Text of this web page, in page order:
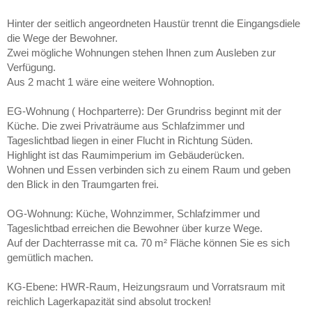
Hinter der seitlich angeordneten Haustür trennt die Eingangsdiele
die Wege der Bewohner.
Zwei mögliche Wohnungen stehen Ihnen zum Ausleben zur
Verfügung.
Aus 2 macht 1 wäre eine weitere Wohnoption.
EG-Wohnung ( Hochparterre): Der Grundriss beginnt mit der
Küche. Die zwei Privaträume aus Schlafzimmer und
Tageslichtbad liegen in einer Flucht in Richtung Süden.
Highlight ist das Raumimperium im Gebäuderücken.
Wohnen und Essen verbinden sich zu einem Raum und geben
den Blick in den Traumgarten frei.
OG-Wohnung: Küche, Wohnzimmer, Schlafzimmer und
Tageslichtbad erreichen die Bewohner über kurze Wege.
Auf der Dachterrasse mit ca. 70 m² Fläche können Sie es sich
gemütlich machen.
KG-Ebene: HWR-Raum, Heizungsraum und Vorratsraum mit
reichlich Lagerkapazität sind absolut trocken!